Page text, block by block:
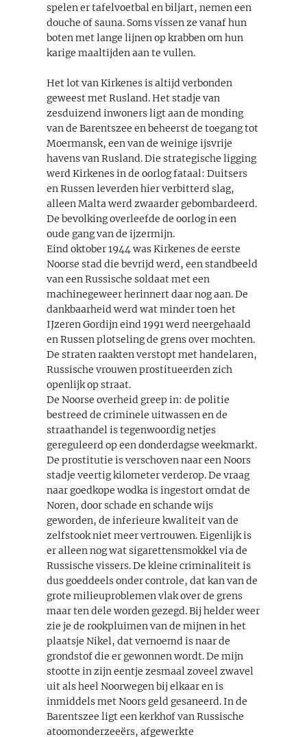
spelen er tafelvoetbal en biljart, nemen een
douche of sauna. Soms vissen ze vanaf hun
boten met lange lijnen op krabben om hun
karige maaltijden aan te vullen.
Het lot van Kirkenes is altijd verbonden
geweest met Rusland. Het stadje van
zesduizend inwoners ligt aan de monding
van de Barentszee en beheerst de toegang tot
Moermansk, een van de weinige ijsvrije
havens van Rusland. Die strategische ligging
werd Kirkenes in de oorlog fataal: Duitsers
en Russen leverden hier verbitterd slag,
alleen Malta werd zwaarder gebombardeerd.
De bevolking overleefde de oorlog in een
oude gang van de ijzermijn.
Eind oktober 1944 was Kirkenes de eerste
Noorse stad die bevrijd werd, een standbeeld
van een Russische soldaat met een
machinegeweer herinnert daar nog aan. De
dankbaarheid werd wat minder toen het
IJzeren Gordijn eind 1991 werd neergehaald
en Russen plotseling de grens over mochten.
De straten raakten verstopt met handelaren,
Russische vrouwen prostitueerden zich
openlijk op straat.
De Noorse overheid greep in: de politie
bestreed de criminele uitwassen en de
straathandel is tegenwoordig netjes
gereguleerd op een donderdagse weekmarkt.
De prostitutie is verschoven naar een Noors
stadje veertig kilometer verderop. De vraag
naar goedkope wodka is ingestort omdat de
Noren, door schade en schande wijs
geworden, de inferieure kwaliteit van de
zelfstook niet meer vertrouwen. Eigenlijk is
er alleen nog wat sigarettensmokkel via de
Russische vissers. De kleine criminaliteit is
dus goeddeels onder controle, dat kan van de
grote milieuproblemen vlak over de grens
maar ten dele worden gezegd. Bij helder weer
zie je de rookpluimen van de mijnen in het
plaatsje Nikel, dat vernoemd is naar de
grondstof die er gewonnen wordt. De mijn
stootte in zijn eentje zesmaal zoveel zwavel
uit als heel Noorwegen bij elkaar en is
inmiddels met Noors geld gesaneerd. In de
Barentszee ligt een kerkhof van Russische
atoomonderzeeërs, afgewerkte